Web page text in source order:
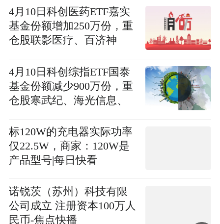
4月10日科创医药ETF嘉实
基金份额增加250万份，重
仓股联影医疗、百济神
4月10日科创综指ETF国泰
基金份额减少900万份，重
仓股寒武纪、海光信息、
标120W的充电器实际功率
仅22.5W，商家：120W是
产品型号|每日快看
诺锐茨（苏州）科技有限
公司成立 注册资本100万人
民币-焦点快播